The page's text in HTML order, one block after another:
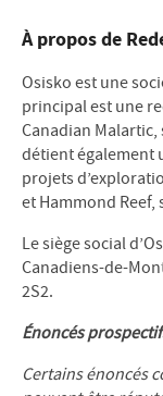
À propos de
Osisko est une
principal est une
Canadian Malartic,
détient également
projets
et Hammond Reef,
Le siège social
Canadiens-de-
2S2.
Énoncés
Certains énoncés